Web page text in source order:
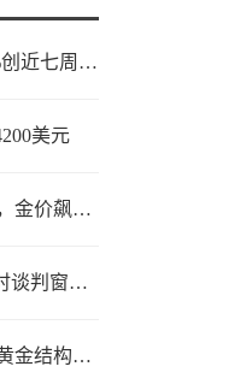
黄金交易提醒：金价单日暴涨4%创近七周新高，加息预期降温叠加霍尔木兹“暂停信号”，牛市重启了？
美元
8月6日财经早餐：加息押注降温，金价飙升至近两个月高位，地缘缓和预期，美油75关口拉锯
原油周跌14%迎关键拐点！48小时谈判窗口，暗藏行情变数
投行称4000是底部，多因素显示黄金结构性机会显现